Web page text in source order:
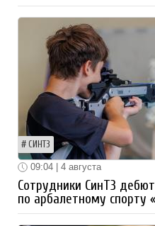
СИНТЗ
09:04 | 4 августа
Сотрудники СинТЗ
по арбалетному спорту